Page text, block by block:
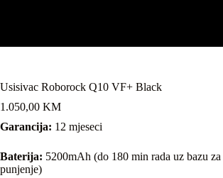
Usisivac Roborock Q10 VF+ Black
1.050,00 KM
Garancija: 12 mjeseci
Baterija: 5200mAh (do 180 min rada uz bazu za
punjenje)